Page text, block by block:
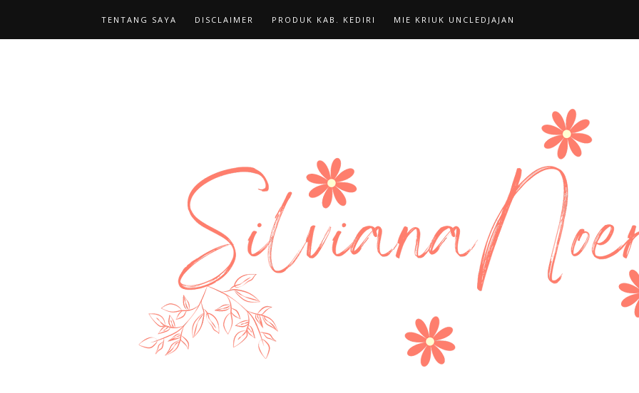
TENTANG SAYA DISCLAIMER PRODUK KAB. KEDIRI MIE KRIUK UNCLEDJAJAN